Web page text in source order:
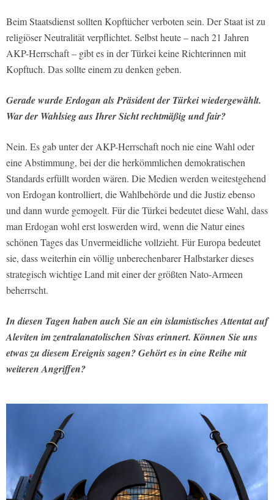
Beim Staatsdienst sollten Kopftücher verboten sein. Der Staat ist zu
religiöser Neutralität verpflichtet. Selbst heute – nach 21 Jahren
AKP-Herrschaft – gibt es in der Türkei keine Richterinnen mit
Kopftuch. Das sollte einem zu denken geben.
Gerade wurde Erdogan als Präsident der Türkei wiedergewählt.
War der Wahlsieg aus Ihrer Sicht rechtmäßig und fair?
Nein. Es gab unter der AKP-Herrschaft noch nie eine Wahl oder
eine Abstimmung, bei der die herkömmlichen demokratischen
Standards erfüllt worden wären. Die Medien werden weitestgehend
von Erdogan kontrolliert, die Wahlbehörde und die Justiz ebenso
und dann wurde gemogelt. Für die Türkei bedeutet diese Wahl, dass
man Erdogan wohl erst loswerden wird, wenn die Natur eines
schönen Tages das Unvermeidliche vollzieht. Für Europa bedeutet
sie, dass weiterhin ein völlig unberechenbarer Halbstarker dieses
strategisch wichtige Land mit einer der größten Nato-Armeen
beherrscht.
In diesen Tagen haben auch Sie an ein islamistisches Attentat auf
Aleviten im zentralanatolischen Sivas erinnert. Können Sie uns
etwas zu diesem Ereignis sagen? Gehört es in eine Reihe mit
weiteren Angriffen?